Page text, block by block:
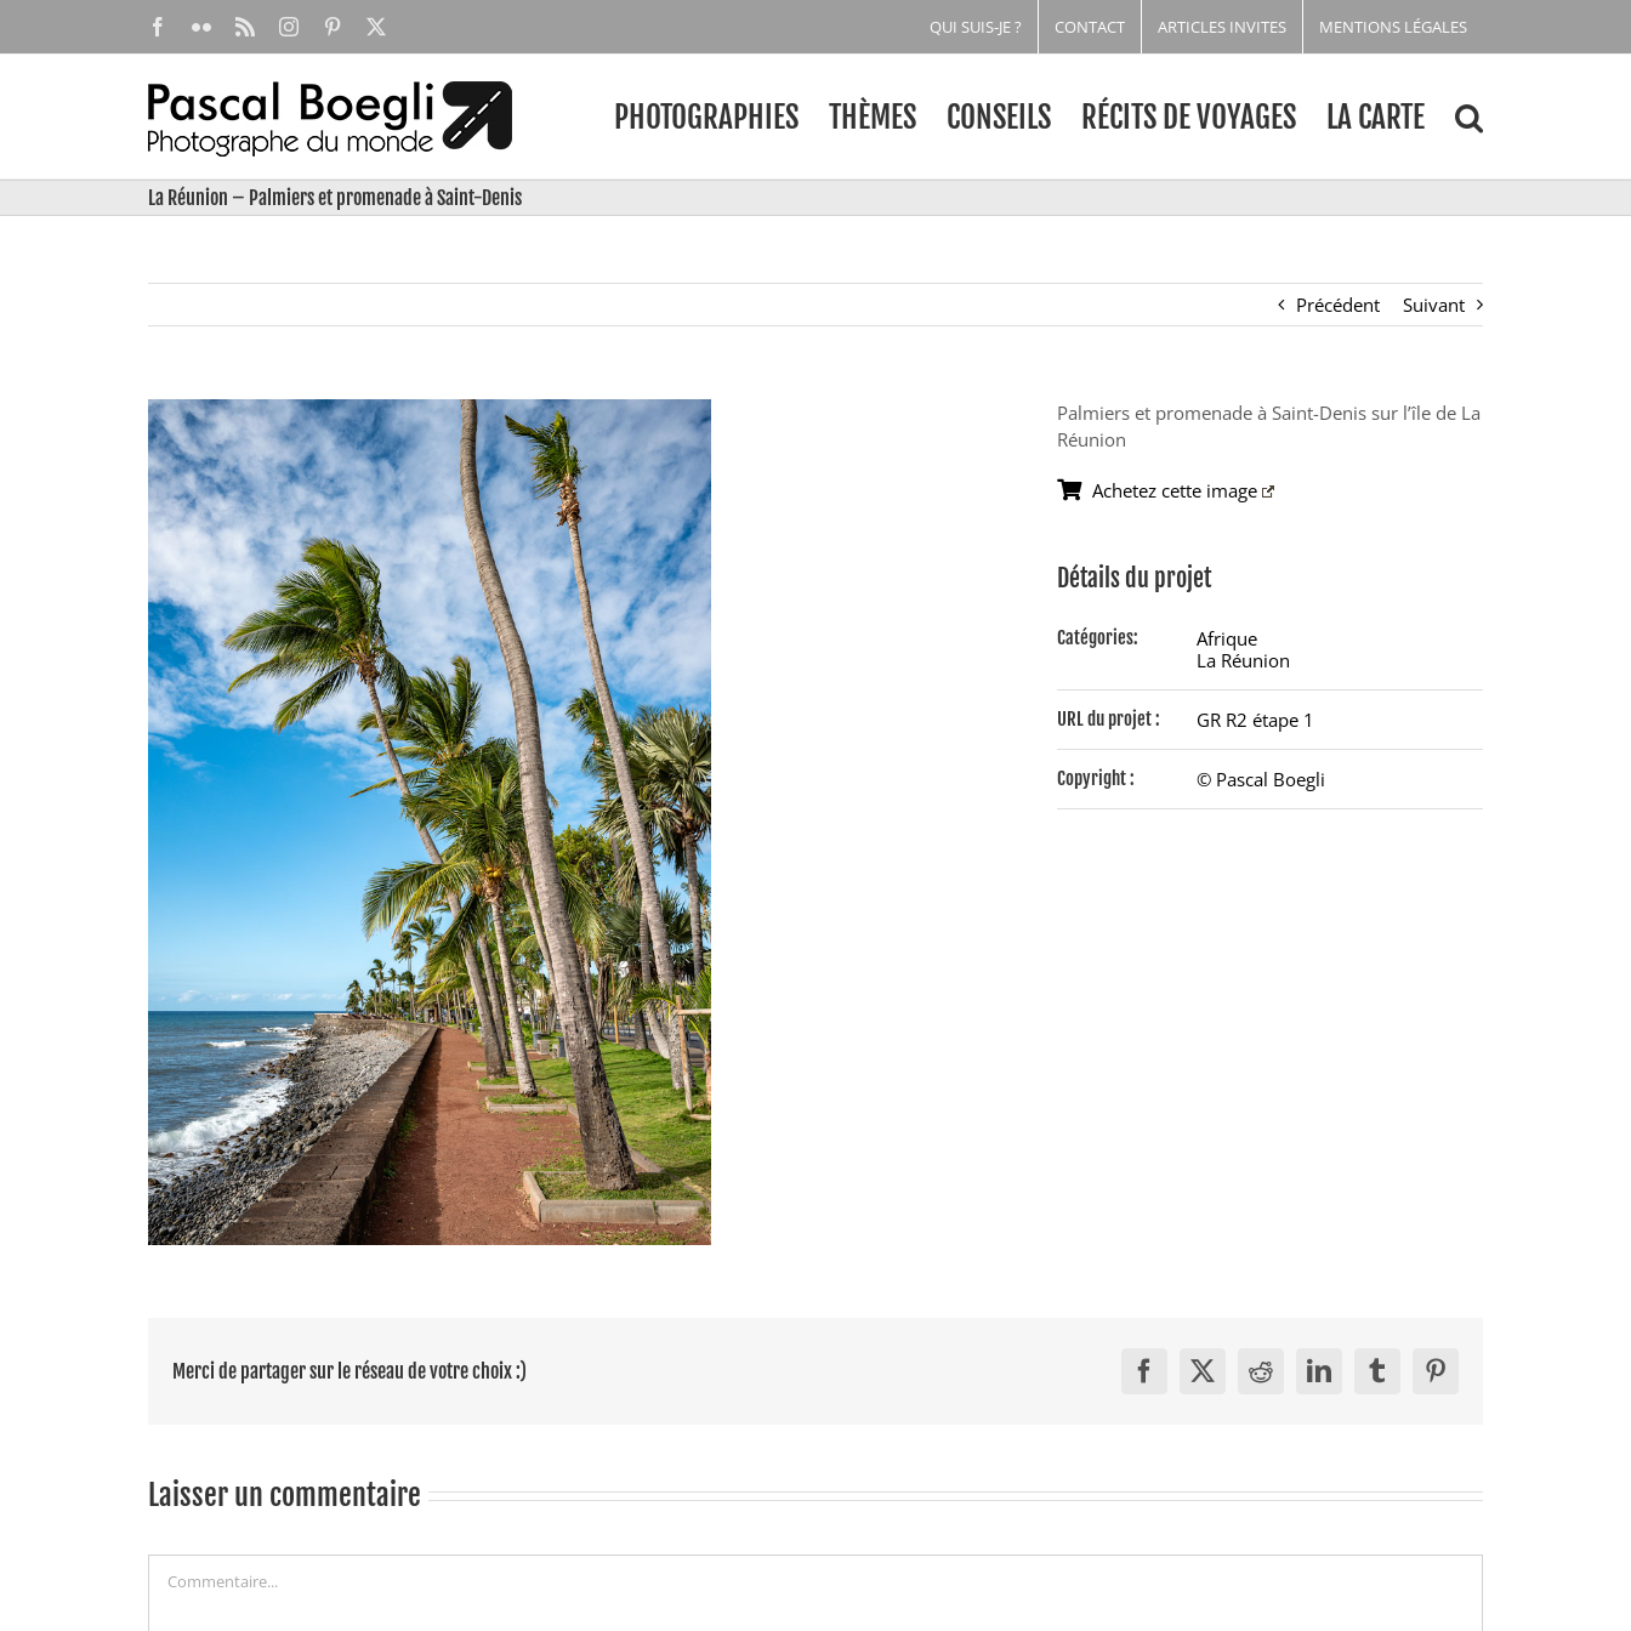
Facebook
Flickr Rss InstagramPinterest QUI SUIS-JE ? CONTACT ARTICLES INVITES MENTIONS LÉGALES
PHOTOGRAPHIES THÈMES CONSEILS RÉCITS DE VOYAGES LA CARTE
La Réunion – Palmiers et promenade à Saint-Denis
Précédent Suivant
View
Larger
Image
Palmiers et promenade à Saint-Denis sur l’île de La
Réunion
Achetez cette image
Détails du projet
Catégories:
Afrique
La Réunion
URL du projet : GR R2 étape 1
Copyright : © Pascal Boegli
Merci de partager sur le réseau de votre choix :) Facebook
X RedditLinkedInTumblrPinterest
Laisser un commentaire